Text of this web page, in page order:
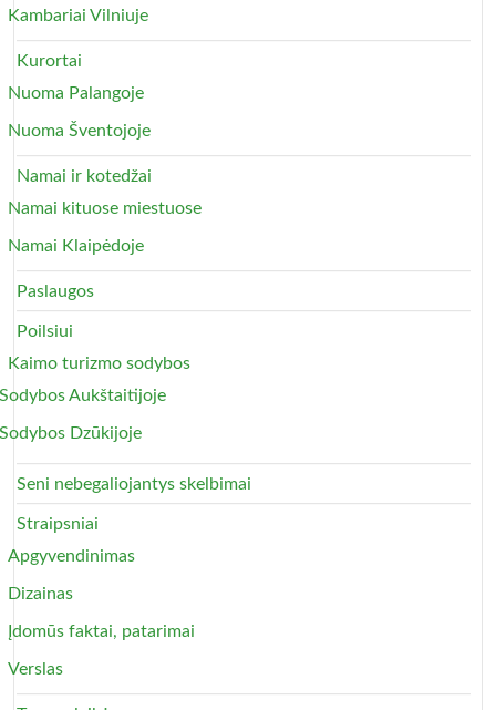
Kambariai Vilniuje
Kurortai
Nuoma Palangoje
Nuoma Šventojoje
Namai ir kotedžai
Namai kituose miestuose
Namai Klaipėdoje
Paslaugos
Poilsiui
Kaimo turizmo sodybos
Sodybos Aukštaitijoje
Sodybos Dzūkijoje
Seni nebegaliojantys skelbimai
Straipsniai
Apgyvendinimas
Dizainas
Įdomūs faktai, patarimai
Verslas